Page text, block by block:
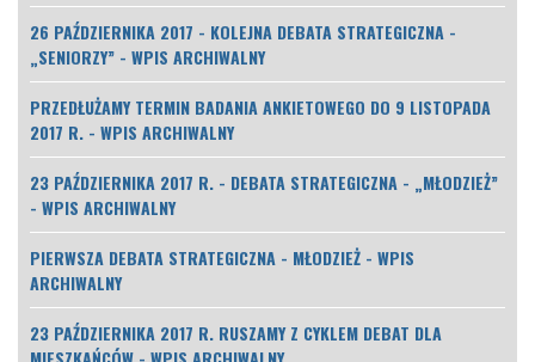
26 PAŹDZIERNIKA 2017 - KOLEJNA DEBATA STRATEGICZNA -
„SENIORZY” - WPIS ARCHIWALNY
PRZEDŁUŻAMY TERMIN BADANIA ANKIETOWEGO DO 9 LISTOPADA
2017 R. - WPIS ARCHIWALNY
23 PAŹDZIERNIKA 2017 R. - DEBATA STRATEGICZNA - „MŁODZIEŻ”
- WPIS ARCHIWALNY
PIERWSZA DEBATA STRATEGICZNA - MŁODZIEŻ - WPIS
ARCHIWALNY
23 PAŹDZIERNIKA 2017 R. RUSZAMY Z CYKLEM DEBAT DLA